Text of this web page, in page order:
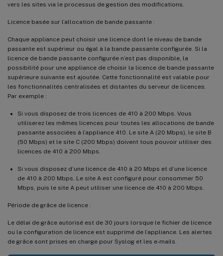
vers les sites via le processus de gestion des modifications.
Licence basée sur l’allocation de bande passante :
Chaque appliance peut choisir une licence dont le niveau de bande
passante est supérieur ou égal à la bande passante configurée. Si la
licence de bande passante configurée n’est pas disponible, la
possibilité pour une appliance de choisir la licence de bande passante
supérieure suivante est ajoutée. Cette fonctionnalité est valable pour
les fonctionnalités centralisées et distantes du serveur de licences.
Par exemple :
Si vous disposez de trois licences de 410 à 200 Mbps. Vous
utiliserez les mêmes licences pour toutes les allocations de bande
passante associées à l’appliance 410. Le site A (20 Mbps), le site B
(50 Mbps) et le site C (200 Mbps) doivent tous pouvoir utiliser des
licences de 410 à 200 Mbps.
Si vous disposez d’une licence de 410 à 20 Mbps et d’une licence
de 410 à 200 Mbps. Le site A est configuré pour consommer 50
Mbps, puis le site A peut utiliser une licence de 410 à 200 Mbps.
Période de grâce de licence :
Le délai de grâce autorisé est de 30 jours lorsque le fichier de licence
ou la configuration de licence est supprimé de l’appliance. Les alertes
de grâce sont prises en charge pour Syslog et les e-mails.